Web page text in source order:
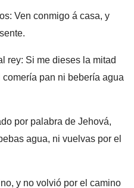
Ven conmigo á casa, y
rey: Si me dieses la mitad
pan ni bebería agua
por palabra de Jehová,
agua, ni vuelvas por el
y no volvió por el camino